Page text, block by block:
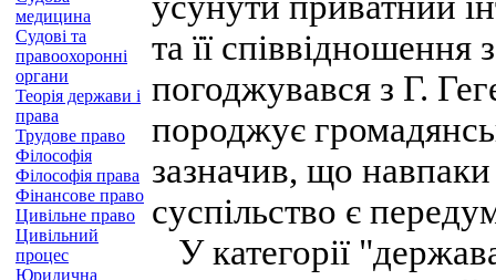
медицина
Судові та
правоохоронні
органи
Теорія держави і
права
Трудове право
Філософія
Філософія права
Фінансове право
Цивільне право
Цивільний
процес
Юридична
та її
погоджувався з Г.
породжує
зазначив, що
суспільство є
У категорії